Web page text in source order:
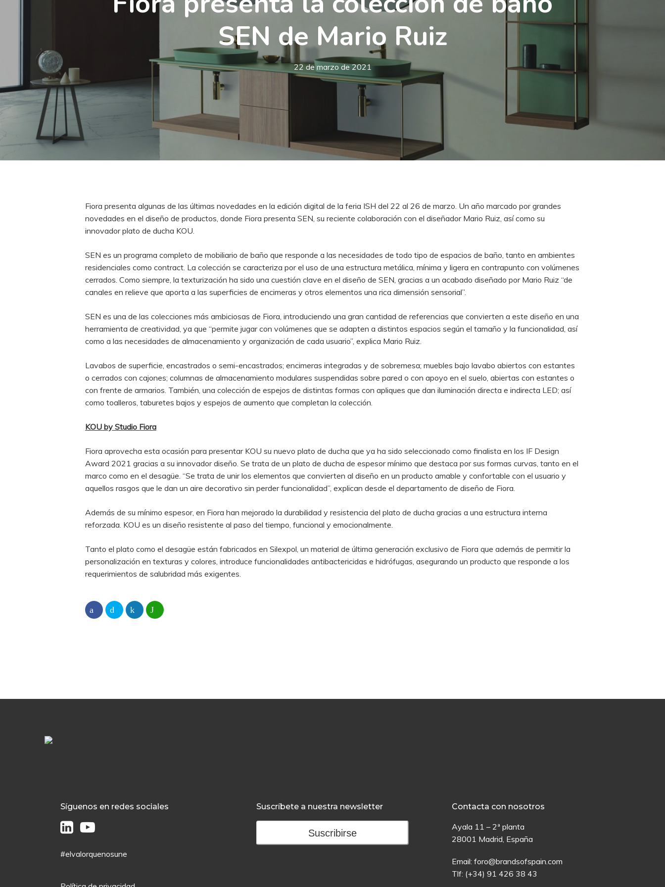
SEN de Mario Ruiz
22 de marzo de 2021
Fiora presenta algunas de las últimas novedades en la edición digital de la feria ISH del 22 al 26 de marzo. Un año marcado por grandes
novedades en el diseño de productos, donde Fiora presenta SEN, su reciente colaboración con el diseñador Mario Ruiz, así como su
innovador plato de ducha KOU.
SEN es un programa completo de mobiliario de baño que responde a las necesidades de todo tipo de espacios de baño, tanto en ambientes
residenciales como contract. La colección se caracteriza por el uso de una estructura metálica, mínima y ligera en contrapunto con volúmenes
cerrados. Como siempre, la texturización ha sido una cuestión clave en el diseño de SEN, gracias a un acabado diseñado por Mario Ruiz “de
canales en relieve que aporta a las superficies de encimeras y otros elementos una rica dimensión sensorial”.
SEN es una de las colecciones más ambiciosas de Fiora, introduciendo una gran cantidad de referencias que convierten a este diseño en una
herramienta de creatividad, ya que “permite jugar con volúmenes que se adapten a distintos espacios según el tamaño y la funcionalidad, así
como a las necesidades de almacenamiento y organización de cada usuario”, explica Mario Ruiz.
Lavabos de superficie, encastrados o semi-encastrados; encimeras integradas y de sobremesa; muebles bajo lavabo abiertos con estantes
o cerrados con cajones; columnas de almacenamiento modulares suspendidas sobre pared o con apoyo en el suelo, abiertas con estantes o
con frente de armarios. También, una colección de espejos de distintas formas con apliques que dan iluminación directa e indirecta LED; así
como toalleros, taburetes bajos y espejos de aumento que completan la colección.
KOU by Studio Fiora
Fiora aprovecha esta ocasión para presentar KOU su nuevo plato de ducha que ya ha sido seleccionado como finalista en los IF Design
Award 2021 gracias a su innovador diseño. Se trata de un plato de ducha de espesor mínimo que destaca por sus formas curvas, tanto en el
marco como en el desagüe. “Se trata de unir los elementos que convierten al diseño en un producto amable y confortable con el usuario y
aquellos rasgos que le dan un aire decorativo sin perder funcionalidad”, explican desde el departamento de diseño de Fiora.
Además de su mínimo espesor, en Fiora han mejorado la durabilidad y resistencia del plato de ducha gracias a una estructura interna
reforzada. KOU es un diseño resistente al paso del tiempo, funcional y emocionalmente.
Tanto el plato como el desagüe están fabricados en Silexpol, un material de última generación exclusivo de Fiora que además de permitir la
personalización en texturas y colores, introduce funcionalidades antibactericidas e hidrófugas, asegurando un producto que responde a los
requerimientos de salubridad más exigentes.
Síguenos en redes sociales
#elvalorquenosune
Suscríbete a nuestra newsletter
Suscribirse
Contacta con nosotros
Ayala 11 – 2ª planta
28001 Madrid, España
Email:foro@brandsofspain.com
Tlf: (+34) 91 426 38 43